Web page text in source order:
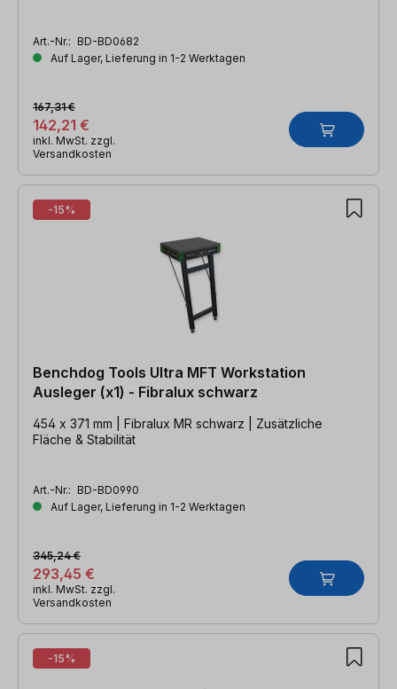
Art.-Nr.: BD-BD0682
Auf Lager, Lieferung in 1-2 Werktagen
142,21 €
167,31 €
inkl. MwSt. zzgl.
Versandkosten
-15%
Benchdog Tools Ultra MFT Workstation
Ausleger (x1) - Fibralux schwarz
454 x 371 mm | Fibralux MR schwarz | Zusätzliche
Fläche & Stabilität
Art.-Nr.: BD-BD0990
Auf Lager, Lieferung in 1-2 Werktagen
293,45 €
345,24 €
inkl. MwSt. zzgl.
Versandkosten
-15%